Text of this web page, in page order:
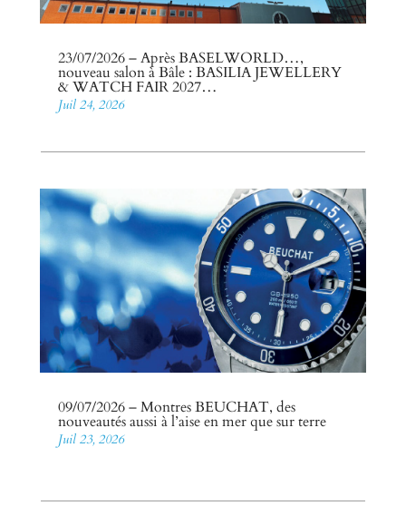
23/07/2026 – Après BASELWORLD…,
nouveau salon à Bâle : BASILIA JEWELLERY
& WATCH FAIR 2027…
Juil 24, 2026
09/07/2026 – Montres BEUCHAT, des
nouveautés aussi à l’aise en mer que sur terre
Juil 23, 2026